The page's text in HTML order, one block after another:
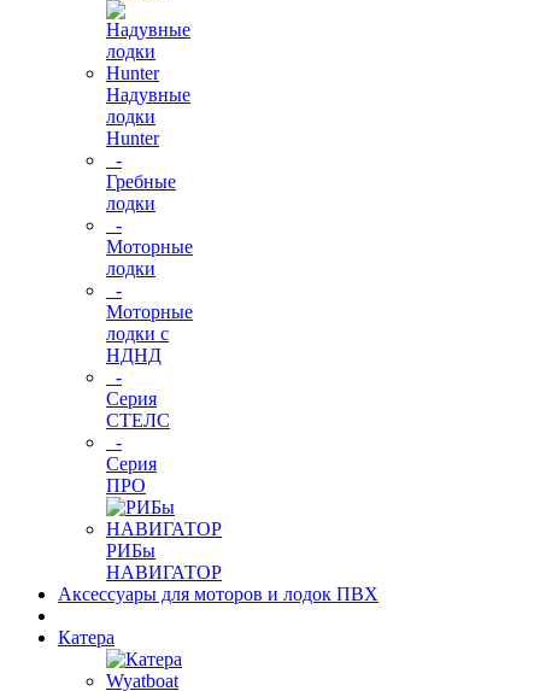
Надувные
лодки
Hunter
-
Гребные
лодки
-
Моторные
лодки
-
Моторные
лодки с
НДНД
-
Серия
СТЕЛС
-
Серия
ПРО
РИБы
НАВИГАТОР
Аксессуары для моторов и лодок ПВХ
Катера